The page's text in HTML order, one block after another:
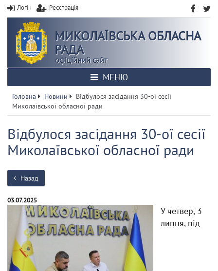
Логін Реєстрація
МИКОЛАЇВСЬКА ОБЛАСНА
РАДА
офіційний сайт
МЕНЮ
Головна Новини
Відбулося засідання 30-ої сесії
Миколаївської обласної ради
Відбулося засідання 30-ої сесії
Миколаївської обласної ради
Назад
03.07.2025
У четвер, 3
липня, під